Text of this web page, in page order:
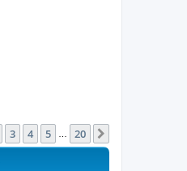
z
3 4 5 20